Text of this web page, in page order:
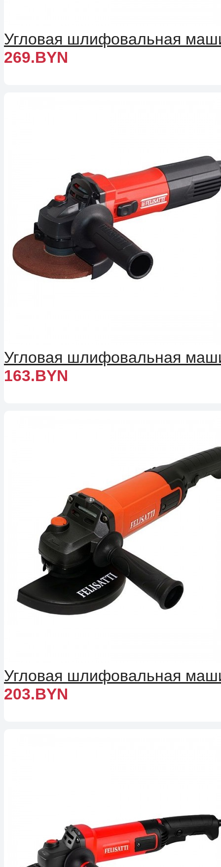
Угловая шлифовальная
269.BYN
Угловая шлифовальная
163.BYN
Угловая шлифовальная
203.BYN